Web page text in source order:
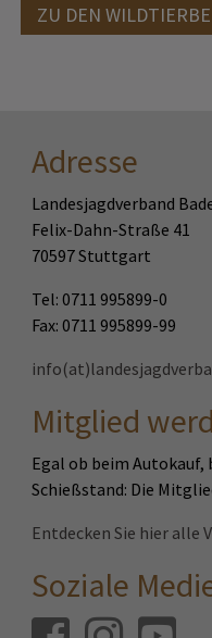
ZU DEN
Adresse
Landesjagdverband
Felix-Dahn-Straße 41
70597 Stuttgart
Tel: 0711 995899-0
Fax: 0711 995899-99
Mitglied
Egal ob beim Autokauf,
Schießstand: Die
Entdecken Sie hier alle
Soziale